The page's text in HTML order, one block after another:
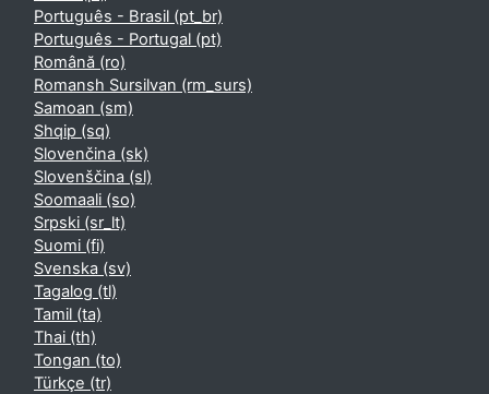
Português - Brasil ‎(pt_br)‎
Português - Portugal ‎(pt)‎
Română ‎(ro)‎
Romansh Sursilvan ‎(rm_surs)‎
Samoan ‎(sm)‎
Shqip ‎(sq)‎
Slovenčina ‎(sk)‎
Slovenščina ‎(sl)‎
Soomaali ‎(so)‎
Srpski ‎(sr_lt)‎
Suomi ‎(fi)‎
Svenska ‎(sv)‎
Tagalog ‎(tl)‎
Tamil ‎(ta)‎
Thai ‎(th)‎
Tongan ‎(to)‎
Türkçe ‎(tr)‎